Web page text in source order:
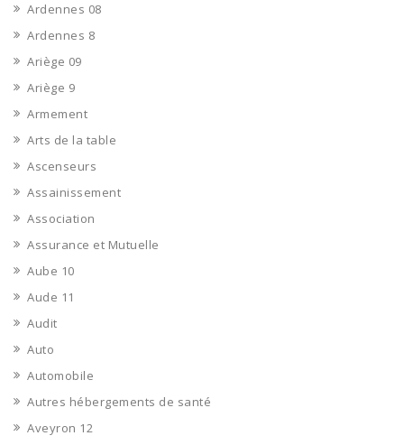
Ardennes 08
Ardennes 8
Ariège 09
Ariège 9
Armement
Arts de la table
Ascenseurs
Assainissement
Association
Assurance et Mutuelle
Aube 10
Aude 11
Audit
Auto
Automobile
Autres hébergements de santé
Aveyron 12